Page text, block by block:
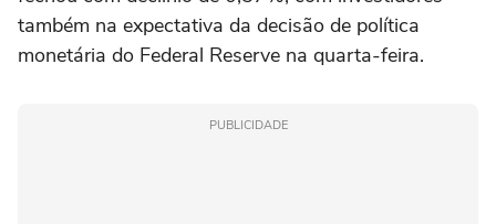
também na expectativa da decisão de política
monetária do Federal ⁠Reserve na quarta-feira.
PUBLICIDADE